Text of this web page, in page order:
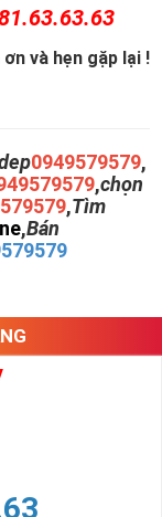
và hẹn gặp lại !
0949579579,
,chọn
,Tìm
,Bán